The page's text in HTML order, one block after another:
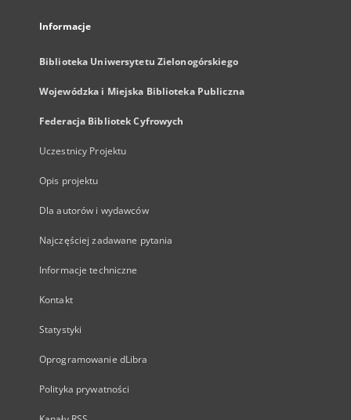
Informacje
Biblioteka Uniwersytetu Zielonogórskiego
Wojewódzka i Miejska Biblioteka Publiczna
Federacja Bibliotek Cyfrowych
Uczestnicy Projektu
Opis projektu
Dla autorów i wydawców
Najczęściej zadawane pytania
Informacje techniczne
Kontakt
Statystyki
Oprogramowanie dLibra
Polityka prywatności